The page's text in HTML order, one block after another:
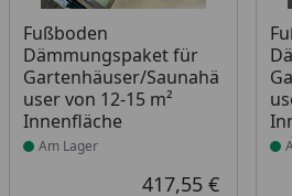
Fußboden
Dämmungspaket für
Gartenhäuser/Saunahä
user von 12-15 m²
Innenfläche
Produkt am Lager
Am Lager
417,55 €